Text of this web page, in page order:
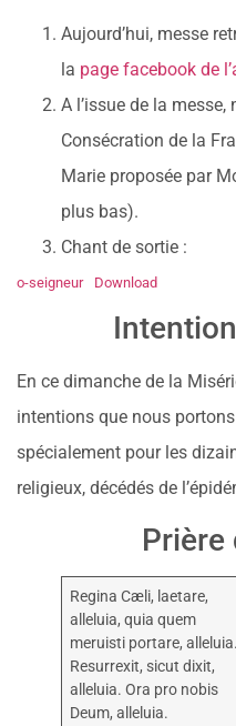
Aujourd’hui, messe
la page facebook de
A l’issue de la
Consécration de la
Marie proposée par
plus bas).
Chant de sortie :
o-seigneur Download
En ce dimanche de la
intentions que nous
spécialement pour les
religieux, décédés de
Prière
Regina Cæli, laetare,
alleluia, quia quem
meruisti portare, alleluia.
Resurrexit, sicut dixit,
alleluia. Ora pro nobis
Deum, alleluia.